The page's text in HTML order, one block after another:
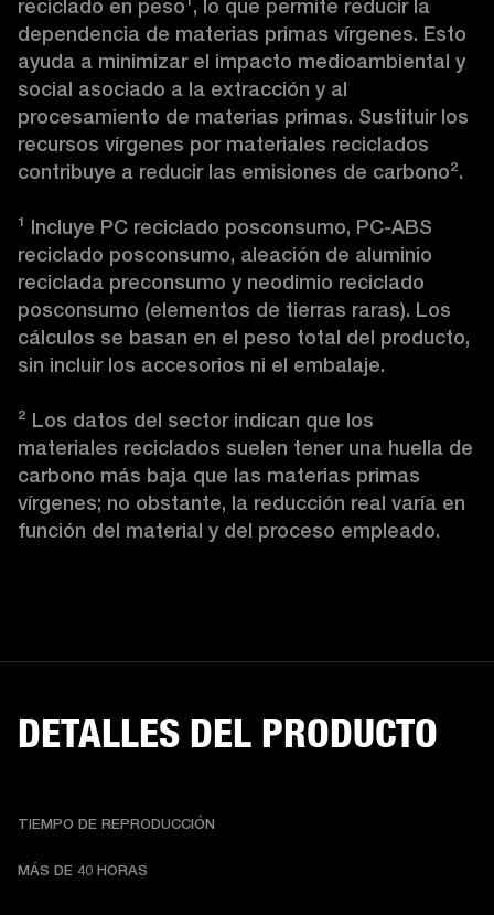
reciclado en peso¹, lo que permite reducir la
dependencia de materias primas vírgenes. Esto
ayuda a minimizar el impacto medioambiental y
social asociado a la extracción y al
procesamiento de materias primas. Sustituir los
recursos vírgenes por materiales reciclados
contribuye a reducir las emisiones de carbono².
¹ Incluye PC reciclado posconsumo, PC-ABS
reciclado posconsumo, aleación de aluminio
reciclada preconsumo y neodimio reciclado
posconsumo (elementos de tierras raras). Los
cálculos se basan en el peso total del producto,
sin incluir los accesorios ni el embalaje.
² Los datos del sector indican que los
materiales reciclados suelen tener una huella de
carbono más baja que las materias primas
vírgenes; no obstante, la reducción real varía en
función del material y del proceso empleado.
DETALLES DEL PRODUCTO
TIEMPO DE REPRODUCCIÓN
MÁS DE 40 HORAS